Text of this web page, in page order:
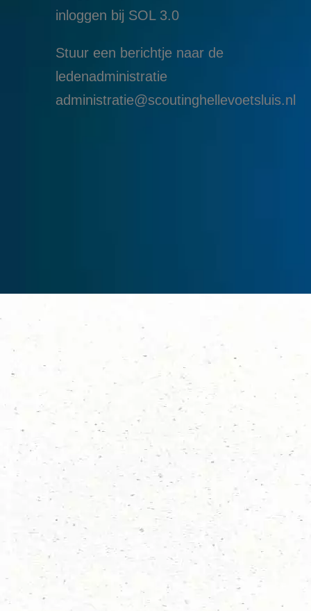
inloggen bij SOL 3.0
Stuur een berichtje naar de
ledenadministratie
administratie@scoutinghellevoetsluis.nl